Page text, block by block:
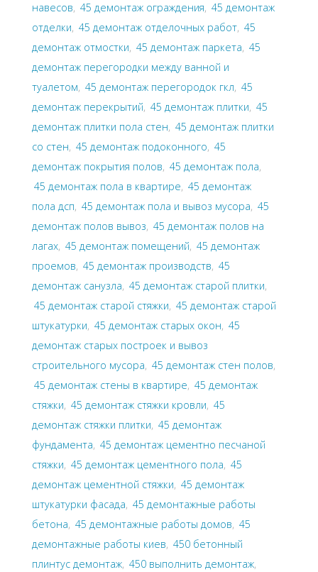
навесов, 45 демонтаж ограждения, 45 демонтаж
отделки, 45 демонтаж отделочных работ, 45
демонтаж отмостки, 45 демонтаж паркета, 45
демонтаж перегородки между ванной и
туалетом, 45 демонтаж перегородок гкл, 45
демонтаж перекрытий, 45 демонтаж плитки, 45
демонтаж плитки пола стен, 45 демонтаж плитки
со стен, 45 демонтаж подоконного, 45
демонтаж покрытия полов, 45 демонтаж пола,
45 демонтаж пола в квартире, 45 демонтаж
пола дсп, 45 демонтаж пола и вывоз мусора, 45
демонтаж полов вывоз, 45 демонтаж полов на
лагах, 45 демонтаж помещений, 45 демонтаж
проемов, 45 демонтаж производств, 45
демонтаж санузла, 45 демонтаж старой плитки,
45 демонтаж старой стяжки, 45 демонтаж старой
штукатурки, 45 демонтаж старых окон, 45
демонтаж старых построек и вывоз
строительного мусора, 45 демонтаж стен полов,
45 демонтаж стены в квартире, 45 демонтаж
стяжки, 45 демонтаж стяжки кровли, 45
демонтаж стяжки плитки, 45 демонтаж
фундамента, 45 демонтаж цементно песчаной
стяжки, 45 демонтаж цементного пола, 45
демонтаж цементной стяжки, 45 демонтаж
штукатурки фасада, 45 демонтажные работы
бетона, 45 демонтажные работы домов, 45
демонтажные работы киев, 450 бетонный
плинтус демонтаж, 450 выполнить демонтаж,